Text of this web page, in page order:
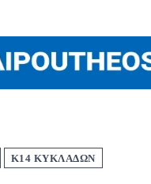
Κ14 ΚΥΚΛΑΔΩΝ